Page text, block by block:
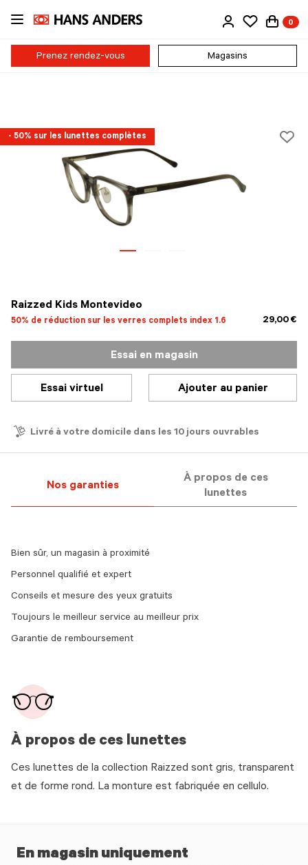
Passer
contenu
principal
0
Prenez rendez-vous Magasins
- 50% sur les lunettes complètes
Raizzed Kids Montevideo
50% de réduction sur les verres complets index 1.6 29,00 €
Essai en magasin
Essai virtuel Ajouter au panier
Livré à votre domicile dans les 10 jours ouvrables
Nos garanties
À propos de ces
lunettes
À propos de ces lunettes
Ces lunettes de la collection Raizzed sont gris, transparent
et de forme rond. La monture est fabriquée en cellulo.
Bien sûr, un magasin à proximité
Personnel qualifié et expert
Conseils et mesure des yeux gratuits
Toujours le meilleur service au meilleur prix
Garantie de remboursement
En magasin uniquement